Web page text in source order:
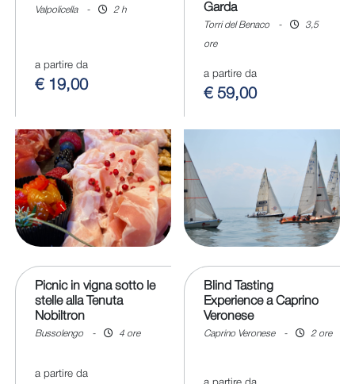
Valpolicella - 2 h
a partire da
€ 19,00
Garda
Torri del Benaco - 3,5
ore
a partire da
€ 59,00
Picnic in vigna sotto le
stelle alla Tenuta
Nobiltron
Bussolengo - 4 ore
a partire da
Blind Tasting
Experience a Caprino
Veronese
Caprino Veronese - 2 ore